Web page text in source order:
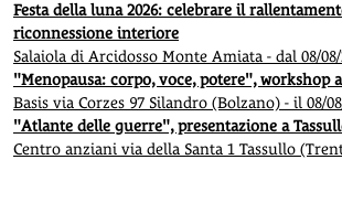
Festa della luna 2026: celebrare il
riconnessione interiore
Salaiola di Arcidosso Monte Amiata - dal 08/08/
"Menopausa: corpo, voce, potere", workshop
Basis via Corzes 97 Silandro (Bolzano) - il 08/
"Atlante delle guerre", presentazione a
Centro anziani via della Santa 1 Tassullo